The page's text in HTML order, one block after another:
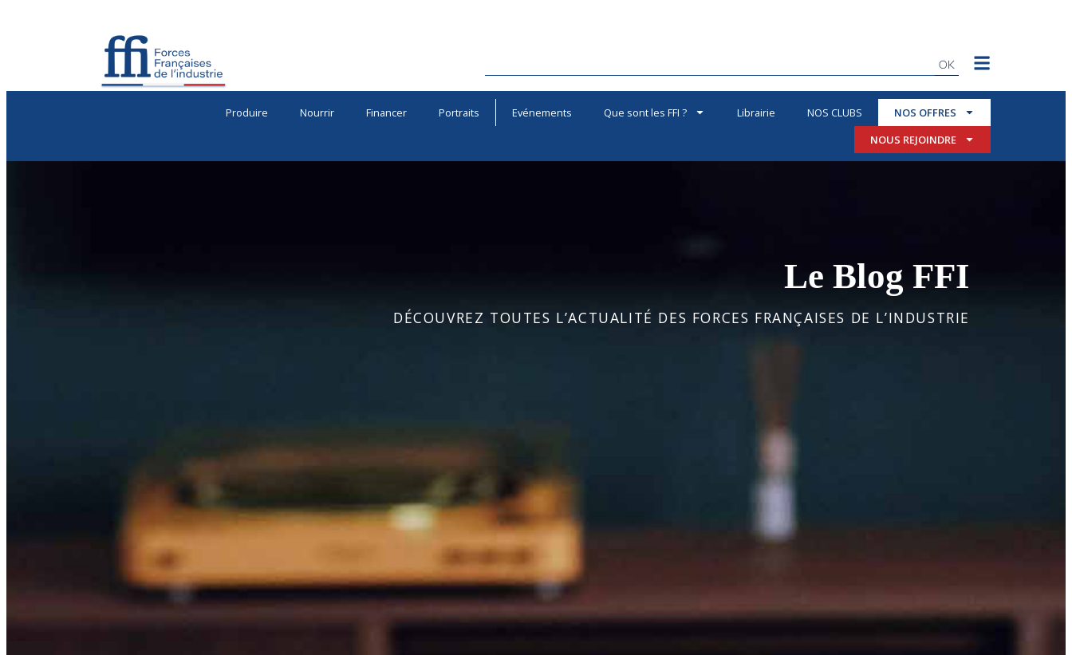
OK
Produire Nourrir Financer Portraits Evénements Que sont les FFI ? Librairie NOS CLUBS
NOS OFFRES
NOUS REJOINDRE
Le Blog FFI
DÉCOUVREZ TOUTES L’ACTUALITÉ DES FORCES FRANÇAISES DE L’INDUSTRIE